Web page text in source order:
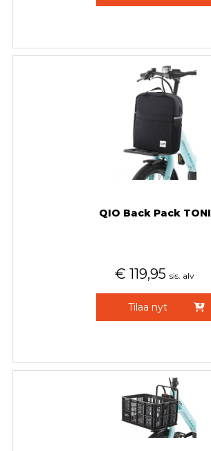
QIO Back Pack TONI
€ 119,95 sis. alv
Tilaa nyt